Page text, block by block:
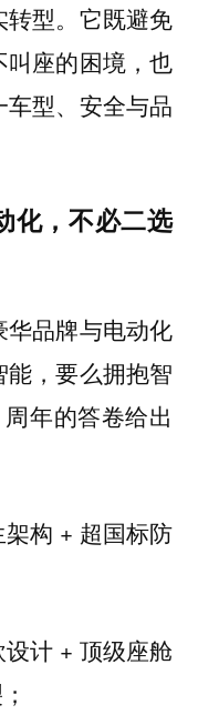
型。它既避免
座的困境，也
型、安全与品
化，不必二选
品牌与电动化
，要么拥抱智
年的答卷给出
构 + 超国标防
计 + 顶级座舱